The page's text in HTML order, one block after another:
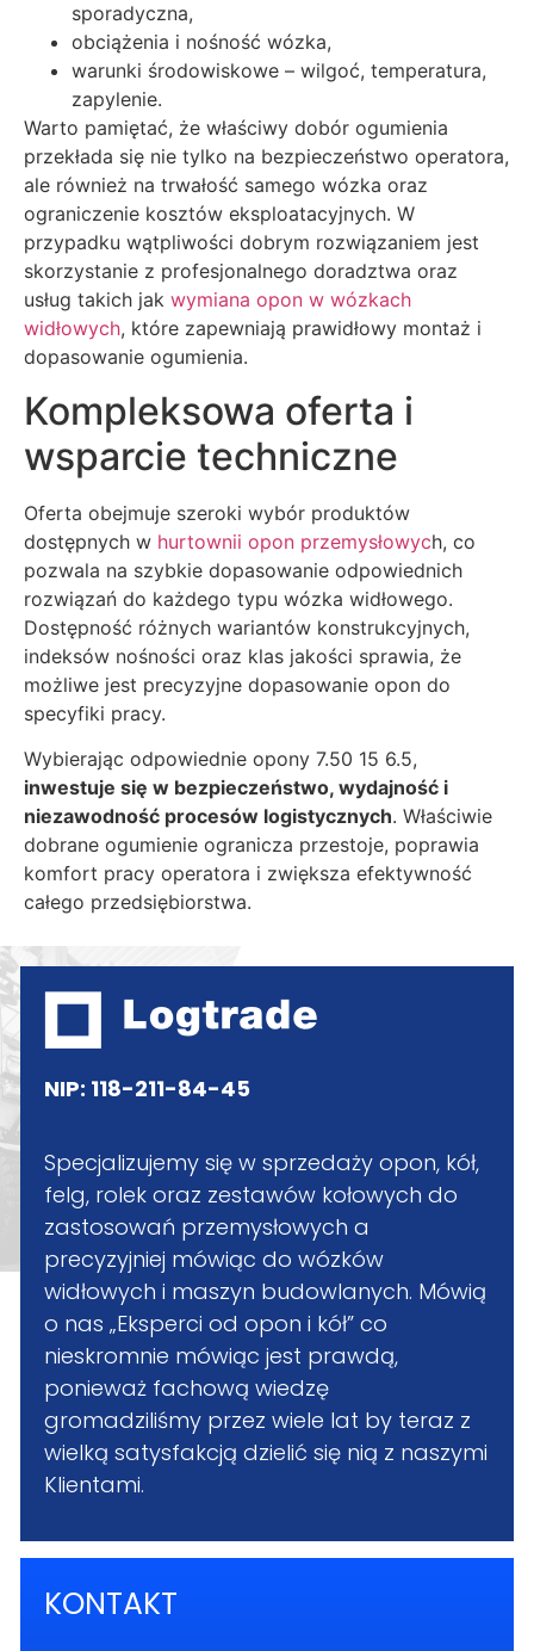
sporadyczna,
obciążenia i nośność wózka,
warunki środowiskowe – wilgoć, temperatura,
zapylenie.
Warto pamiętać, że właściwy dobór ogumienia
przekłada się nie tylko na bezpieczeństwo operatora,
ale również na trwałość samego wózka oraz
ograniczenie kosztów eksploatacyjnych. W
przypadku wątpliwości dobrym rozwiązaniem jest
skorzystanie z profesjonalnego doradztwa oraz
usług takich jak wymiana opon w wózkach
widłowych, które zapewniają prawidłowy montaż i
dopasowanie ogumienia.
Kompleksowa oferta i
wsparcie techniczne
Oferta obejmuje szeroki wybór produktów
dostępnych w hurtownii opon przemysłowych, co
pozwala na szybkie dopasowanie odpowiednich
rozwiązań do każdego typu wózka widłowego.
Dostępność różnych wariantów konstrukcyjnych,
indeksów nośności oraz klas jakości sprawia, że
możliwe jest precyzyjne dopasowanie opon do
specyfiki pracy.
Wybierając odpowiednie opony 7.50 15 6.5,
inwestuje się w bezpieczeństwo, wydajność i
niezawodność procesów logistycznych. Właściwie
dobrane ogumienie ogranicza przestoje, poprawia
komfort pracy operatora i zwiększa efektywność
całego przedsiębiorstwa.
NIP: 118-211-84-45
Specjalizujemy się w sprzedaży opon, kół,
felg, rolek oraz zestawów kołowych do
zastosowań przemysłowych a
precyzyjniej mówiąc do wózków
widłowych i maszyn budowlanych. Mówią
o nas „Eksperci od opon i kół” co
nieskromnie mówiąc jest prawdą,
ponieważ fachową wiedzę
gromadziliśmy przez wiele lat by teraz z
wielką satysfakcją dzielić się nią z naszymi
Klientami.
KONTAKT